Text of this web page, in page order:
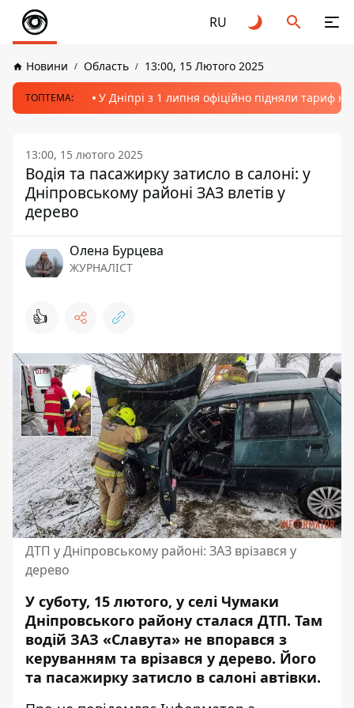
RU
Новини Область 13:00, 15 Лютого 2025
ТОПТЕМА: У Дніпрі з 1 липня офіційно підняли тариф
13:00, 15 лютого 2025
Водія та пасажирку затисло в салоні: у
Дніпровському районі ЗАЗ влетів у
дерево
Олена Бурцева
ЖУРНАЛІСТ
👍
ДТП у Дніпровському районі: ЗАЗ врізався у
дерево
У суботу, 15 лютого, у селі Чумаки
Дніпровського району сталася ДТП. Там
водій ЗАЗ «Славута» не впорався з
керуванням та врізався у дерево. Його
та пасажирку затисло в салоні автівки.